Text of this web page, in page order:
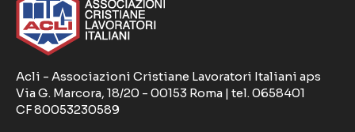
Acli - Associazioni Cristiane Lavoratori Italiani aps
Via G. Marcora, 18/20 - 00153 Roma | tel. 0658401
CF 80053230589